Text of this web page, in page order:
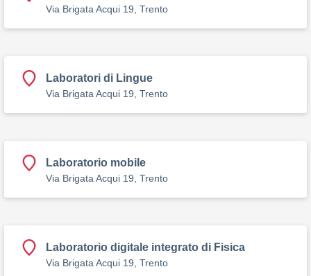
Via Brigata Acqui 19, Trento
Laboratori di Lingue
Via Brigata Acqui 19, Trento
Laboratorio mobile
Via Brigata Acqui 19, Trento
Laboratorio digitale integrato di Fisica
Via Brigata Acqui 19, Trento